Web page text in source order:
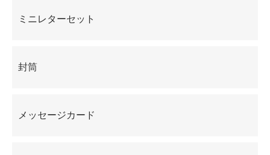
ミニレターセット
封筒
メッセージカード